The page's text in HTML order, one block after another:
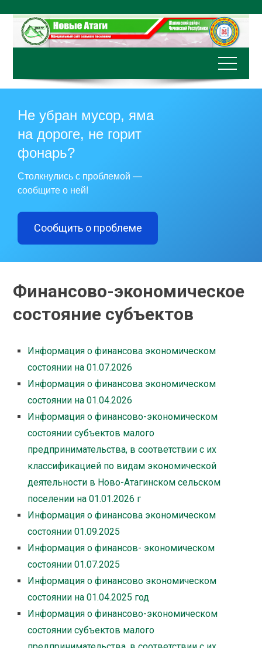
содержимому
Не убран мусор, яма
на дороге, не горит
фонарь?
Столкнулись с проблемой —
сообщите о ней!
Сообщить о проблеме
Финансово-экономическое
состояние субъектов
Информация о финансова экономическом
состоянии на 01.07.2026
Информация о финансова экономическом
состоянии на 01.04.2026
Информация о финансово-экономическом
состоянии субъектов малого
предпринимательства, в соответствии с их
классификацией по видам экономической
деятельности в Ново-Атагинском сельском
поселении на 01.01.2026 г
Информация о финансова экономическом
состоянии 01.09.2025
Информация о финансов- экономическом
состоянии 01.07.2025
Информация о финансово экономическом
состоянии на 01.04.2025 год
Информация о финансово-экономическом
состоянии субъектов малого